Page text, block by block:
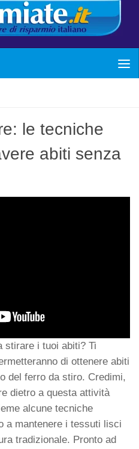
le tecniche
abiti senza
stirare i tuoi abiti? Ti
di ottenere abiti
del ferro da stiro. Credimi,
dietro a questa attività
alcune tecniche
a mantenere i tessuti lisci
tradizionale. Pronto ad